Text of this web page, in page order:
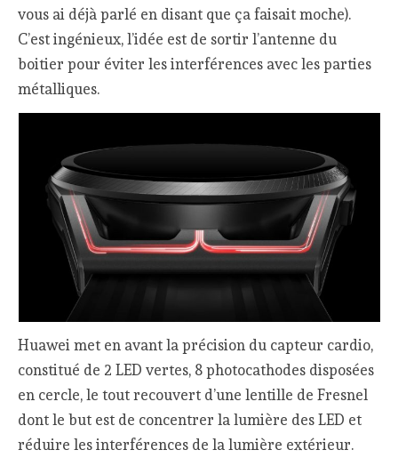
vous ai déjà parlé en disant que ça faisait moche).
C’est ingénieux, l’idée est de sortir l’antenne du
boitier pour éviter les interférences avec les parties
métalliques.
Huawei met en avant la précision du capteur cardio,
constitué de 2 LED vertes, 8 photocathodes disposées
en cercle, le tout recouvert d’une lentille de Fresnel
dont le but est de concentrer la lumière des LED et
réduire les interférences de la lumière extérieur.